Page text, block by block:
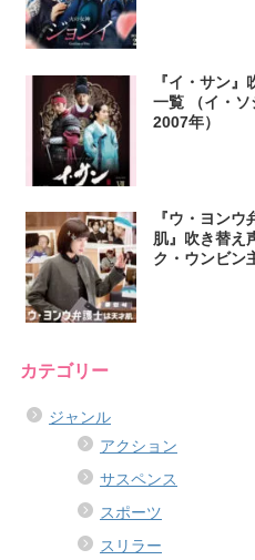
『イ・サン
一覧 （イ・ソ
2007年）
『ウ・ヨン
肌』吹き替え
ク・ウンビン
カテゴリー
ジャンル
アクション
サスペンス
スポーツ
スリラー